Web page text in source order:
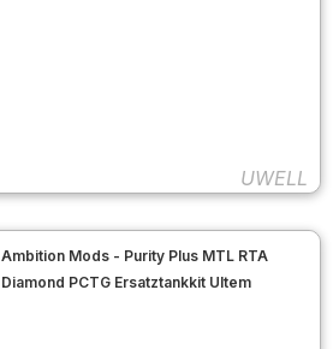
UWELL
Ambition Mods - Purity Plus MTL RTA
Diamond PCTG Ersatztankkit Ultem